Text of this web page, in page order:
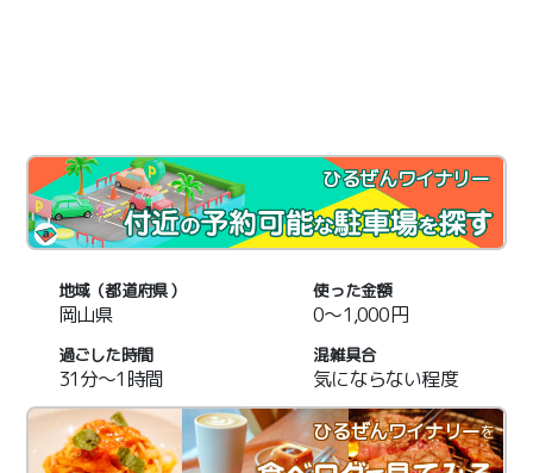
ひるぜんワイナリー
地域（都道府県）
岡山県
使った金額
0～1,000円
過ごした時間
31分～1時間
混雑具合
気にならない程度
ひるぜんワイナリーを